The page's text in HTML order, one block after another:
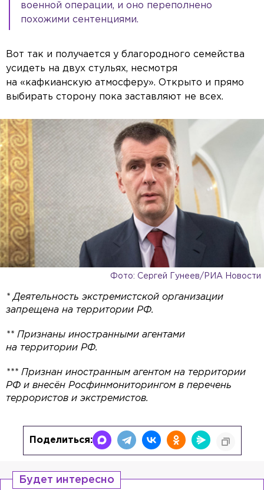
военной операции, и оно переполнено
похожими сентенциями.
Вот так и получается у благородного семейства
усидеть на двух стульях, несмотря
на «кафкианскую атмосферу». Открыто и прямо
выбирать сторону пока заставляют не всех.
Фото: Сергей Гунеев/РИА Новости
* Деятельность экстремистской организации
запрещена на территории РФ.
** Признаны иностранными агентами
на территории РФ.
*** Признан иностранным агентом на территории
РФ и внесён Росфинмониторингом в перечень
террористов и экстремистов.
Поделиться:
Будет интересно